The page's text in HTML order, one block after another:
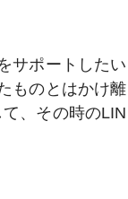
サポートしたい
ものとはかけ離
、その時のLIN